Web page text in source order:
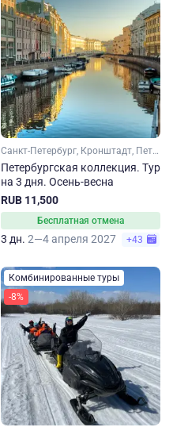
Санкт-Петербург, Кронштадт, Петергоф
Петербургская коллекция. Тур
на 3 дня. Осень-весна
RUB 11,500
Бесплатная отмена
3 дн. 2—4 апреля 2027 +43
Комбинированные туры
-8%